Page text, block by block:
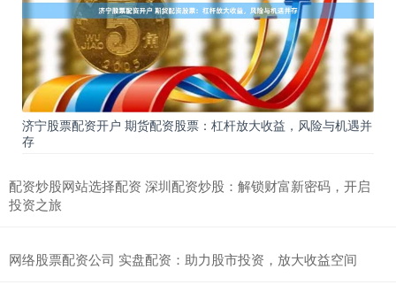
济宁股票配资开户 期货配资股票：杠杆放大收益，风险与机遇并
存
配资炒股网站选择配资 深圳配资炒股：解锁财富新密码，开启
投资之旅
网络股票配资公司 实盘配资：助力股市投资，放大收益空间